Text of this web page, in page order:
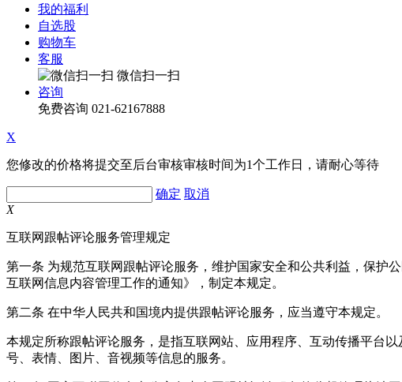
我的福利
自选股
购物车
客服
微信扫一扫
咨询
免费咨询 021-62167888
X
您修改的价格将提交至后台审核审核时间为1个工作日，请耐心等待
确定 取消
X
互联网跟帖评论服务管理规定
第一条 为规范互联网跟帖评论服务，维护国家安全和公共利益，保护
互联网信息内容管理工作的通知》，制定本规定。
第二条 在中华人民共和国境内提供跟帖评论服务，应当遵守本规定。
本规定所称跟帖评论服务，是指互联网站、应用程序、互动传播平台
号、表情、图片、音视频等信息的服务。